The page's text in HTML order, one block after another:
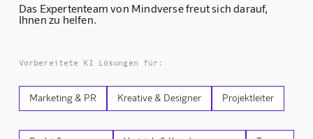
Das Expertenteam von Mindverse freut sich darauf,
Ihnen zu helfen.
Vorbereitete KI Lösungen für:
Marketing & PR Kreative & Designer Projektleiter